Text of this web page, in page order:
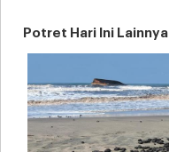
Potret Hari Ini Lainnya